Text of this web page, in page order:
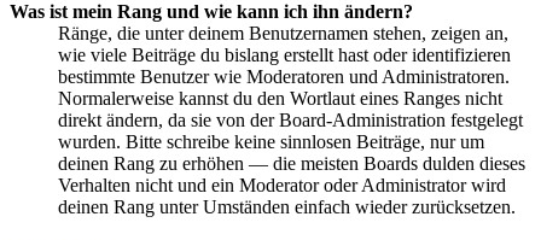
Was ist mein Rang und wie kann ich ihn ändern?
Ränge, die unter deinem Benutzernamen stehen, zeigen an,
wie viele Beiträge du bislang erstellt hast oder identifizieren
bestimmte Benutzer wie Moderatoren und Administratoren.
Normalerweise kannst du den Wortlaut eines Ranges nicht
direkt ändern, da sie von der Board-Administration festgelegt
wurden. Bitte schreibe keine sinnlosen Beiträge, nur um
deinen Rang zu erhöhen — die meisten Boards dulden dieses
Verhalten nicht und ein Moderator oder Administrator wird
deinen Rang unter Umständen einfach wieder zurücksetzen.